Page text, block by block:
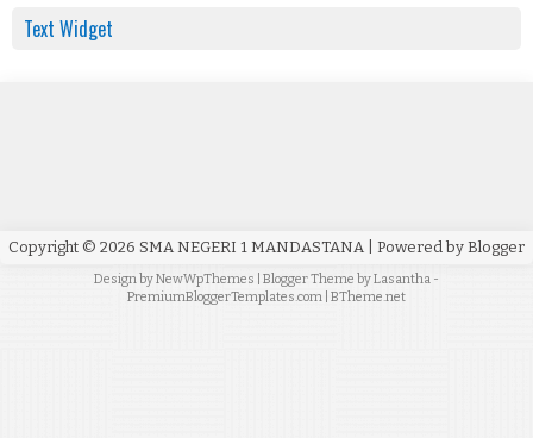
Text Widget
Copyright © 2026 SMA NEGERI 1 MANDASTANA | Powered by Blogger
Design byNewWpThemes | Blogger Theme byLasantha -
PremiumBloggerTemplates.com BTheme.net